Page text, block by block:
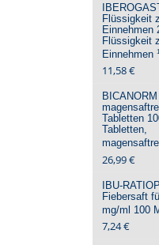
Flüssigkeit
Einnehmen
Flüssigkeit
Einnehmen 1
11,58 €
BICANORM
Tabletten
Tabletten,
26,99 €
IBU-
Fiebersaft
mg/ml 100
7,24 €